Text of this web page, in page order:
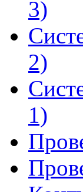
3)
2)
1)